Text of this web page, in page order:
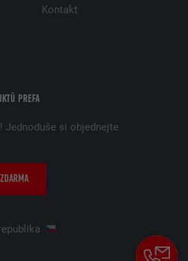
PREFA
Jednoduše si objednejte
Kontakt